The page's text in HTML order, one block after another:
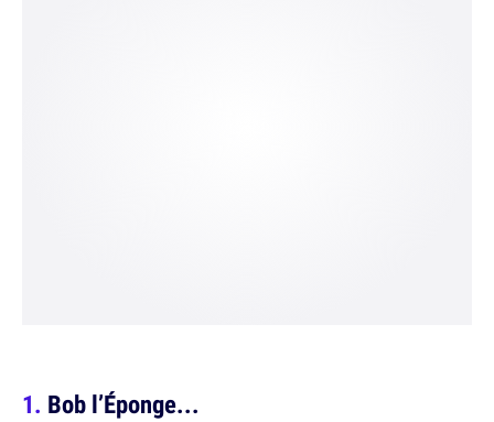
Bob l’Éponge...